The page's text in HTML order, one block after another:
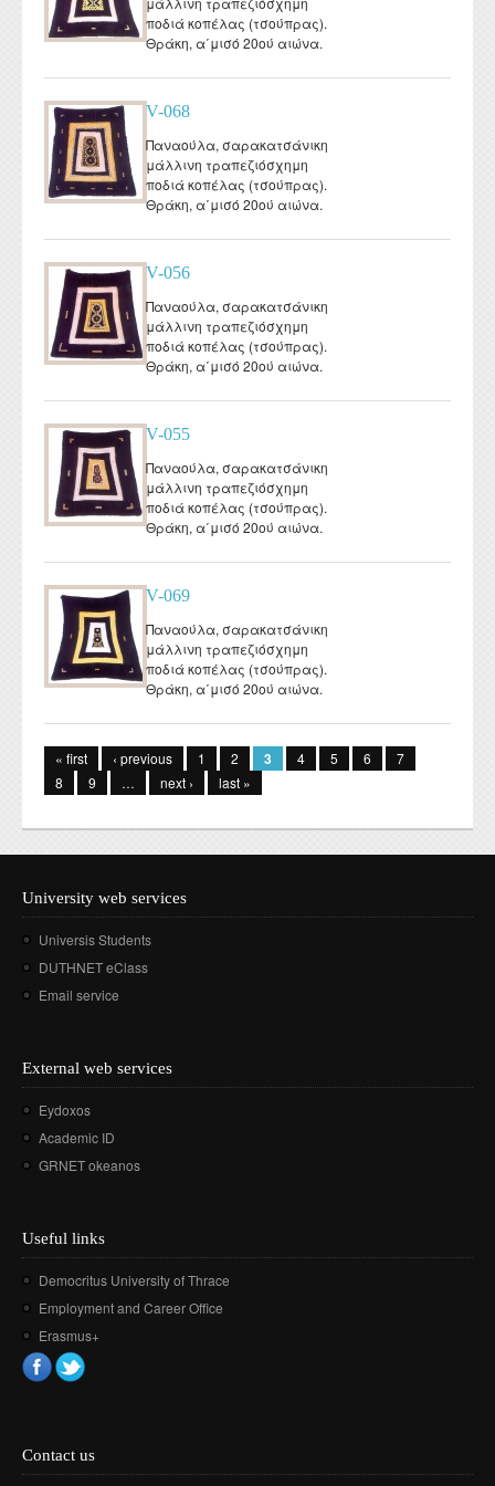
ποδιά κοπέλας (τσούπρας).
Θράκη, α΄μισό 20ού αιώνα.
V-068
Παναούλα, σαρακατσάνικη
μάλλινη τραπεζιόσχημη
ποδιά κοπέλας (τσούπρας).
Θράκη, α΄μισό 20ού αιώνα.
V-056
Παναούλα, σαρακατσάνικη
μάλλινη τραπεζιόσχημη
ποδιά κοπέλας (τσούπρας).
Θράκη, α΄μισό 20ού αιώνα.
V-055
Παναούλα, σαρακατσάνικη
μάλλινη τραπεζιόσχημη
ποδιά κοπέλας (τσούπρας).
Θράκη, α΄μισό 20ού αιώνα.
V-069
Παναούλα, σαρακατσάνικη
μάλλινη τραπεζιόσχημη
ποδιά κοπέλας (τσούπρας).
Θράκη, α΄μισό 20ού αιώνα.
« first ‹ previous 1 2 3 4 5 6
7
8
9 … next › last »
University web services
Universis Students
DUTHNET eClass
Email service
External web services
Eydoxos
Academic ID
GRNET okeanos
Useful links
Democritus University of Thrace
Employment and Career Office
Erasmus+
Contact us